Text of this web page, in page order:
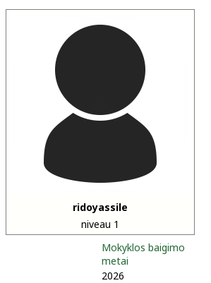
ridoyassile
niveau 1
Mokyklos baigimo
metai
2026